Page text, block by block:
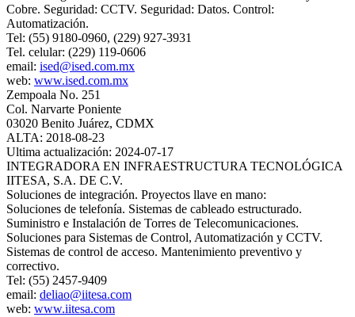
Cobre. Seguridad: CCTV. Seguridad: Datos. Control:
Automatización.
Tel: (55) 9180-0960, (229) 927-3931
Tel. celular: (229) 119-0606
email: ised@ised.com.mx
web: www.ised.com.mx
Zempoala No. 251
Col. Narvarte Poniente
03020 Benito Juárez, CDMX
ALTA: 2018-08-23
Ultima actualización: 2024-07-17
INTEGRADORA EN INFRAESTRUCTURA TECNOLÓGICA
IITESA, S.A. DE C.V.
Soluciones de integración. Proyectos llave en mano:
Soluciones de telefonía. Sistemas de cableado estructurado.
Suministro e Instalación de Torres de Telecomunicaciones.
Soluciones para Sistemas de Control, Automatización y CCTV.
Sistemas de control de acceso. Mantenimiento preventivo y
correctivo.
Tel: (55) 2457-9409
email: deliao@iitesa.com
web: www.iitesa.com